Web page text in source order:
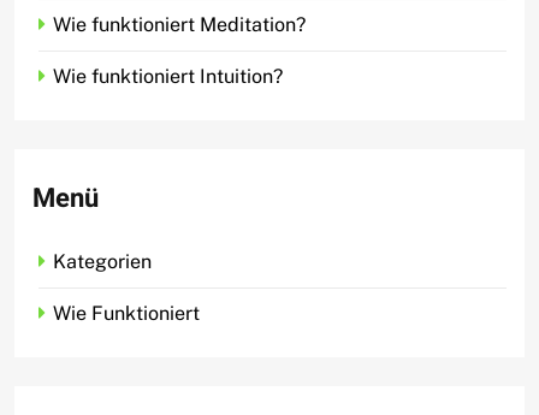
Wie funktioniert Meditation?
Wie funktioniert Intuition?
Menü
Kategorien
Wie Funktioniert